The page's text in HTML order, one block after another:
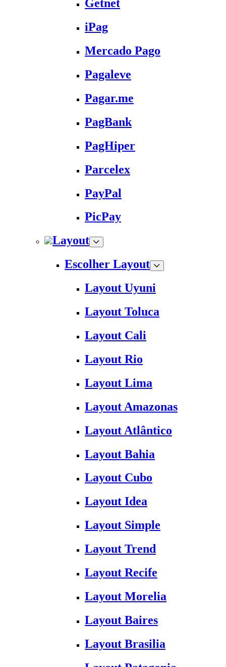
Getnet
iPag
Mercado Pago
Pagaleve
Pagar.me
PagBank
PagHiper
Parcelex
PayPal
PicPay
Layout
Escolher Layout
Layout Uyuni
Layout Toluca
Layout Cali
Layout Rio
Layout Lima
Layout Amazonas
Layout Atlântico
Layout Bahia
Layout Cubo
Layout Idea
Layout Simple
Layout Trend
Layout Recife
Layout Morelia
Layout Baires
Layout Brasilia